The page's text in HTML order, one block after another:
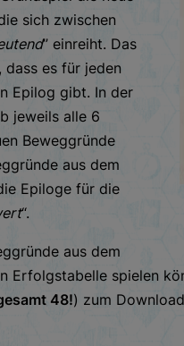
sich zwischen
” einreiht. Das
es für jeden
Epilog gibt. In der
jeweils alle 6
Beweggründe
aus dem
Epiloge für die
“.
aus dem
Erfolgstabelle spielen
48!) zum